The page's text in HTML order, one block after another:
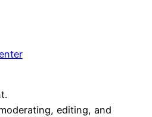
editing, and